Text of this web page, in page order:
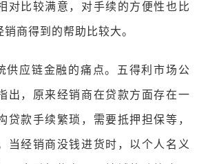
对比较满意，对手续的方便性也比
商得到的帮助比较大。
供应链金融的痛点。五得利市场公
出，原来经销商在贷款方面存在一
贷款手续繁琐，需要抵押担保等，
当经销商没钱进货时，以个人名义